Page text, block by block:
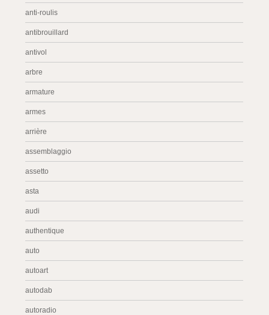
anti-roulis
antibrouillard
antivol
arbre
armature
armes
arrière
assemblaggio
assetto
asta
audi
authentique
auto
autoart
autodab
autoradio